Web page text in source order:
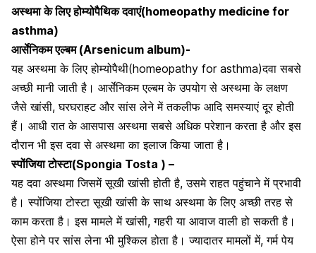
अस्थमा के लिए होम्योपैथिक दवाएं(homeopathy medicine for
asthma)
आर्सेनिकम एल्बम (Arsenicum album)-
यह अस्थमा के लिए होम्योपैथी(homeopathy for asthma)दवा सबसे
अच्छी मानी जाती है । आर्सेनिकमएल्बम के उपयोग से अस्थमा के लक्षण
जैसे खांसी, घरघराहट और सांस लेने में तकलीफ आदि समस्याएं दूर होती
हैं। आधी रात के आसपास अस्थमा सबसे अधिक परेशान करता है और इस
दौरान भी इस दवा से अस्थमा का इलाज किया जाता है।
स्पोंजिया टोस्टा(Spongia Tosta ) –
यह दवा अस्थमा जिसमें सूखी खांसी होती है, उसमे राहत पहुंचाने में प्रभावी
है। स्पोंजिया टोस्टा सूखी खांसी के साथ अस्थमा के लिए अच्छी तरह से
काम करता है। इस मामले में खांसी, गहरी या आवाज वाली हो सकती है।
ऐसा होने पर सांस लेना भी मुश्किल होता है। ज्यादातर मामलों में,गर्म पेय